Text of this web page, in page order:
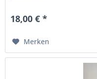
18,00 € *
Merken